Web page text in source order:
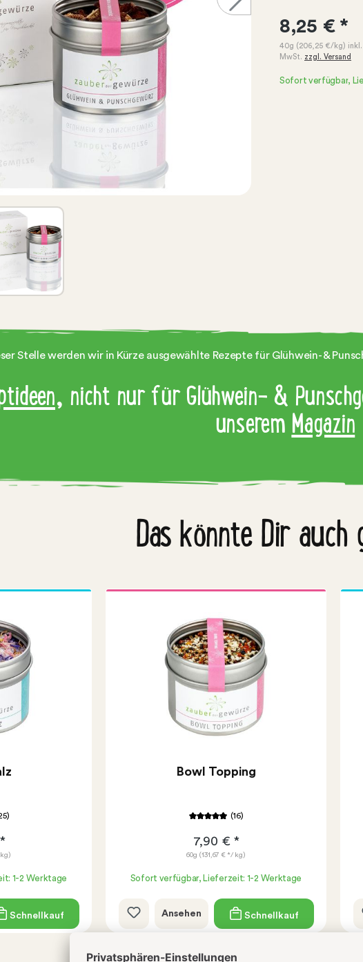
8,25 €*
40g (206,25 €/kg) inkl.
MwSt. zzgl. Versand
Sofort verfügbar,
Stelle werden wir in Kürze ausgewählte Rezepte für Glühwein- &
, nicht nur für Glühwein- &
unseremMagazin
Das könnte Dir auch
kg)
1-2 Werktage
Schnellkauf
Bowl Topping
(16)
7,90 € *
60g (131,67 € */ kg)
Sofort verfügbar, Lieferzeit: 1-2 Werktage
Ansehen Schnellkauf